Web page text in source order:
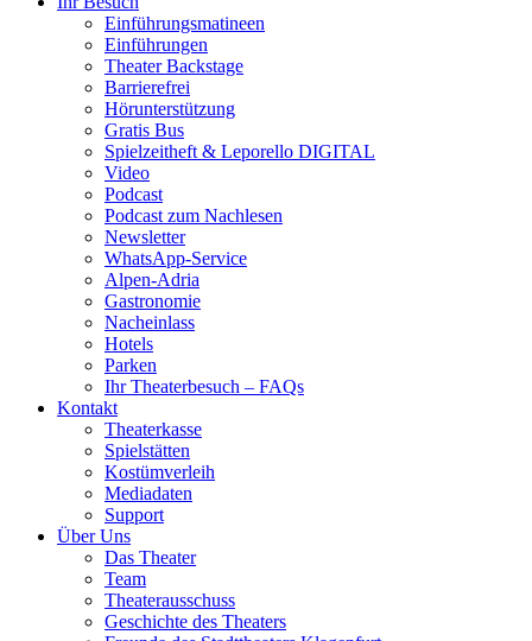
Einführungsmatineen
Einführungen
Theater Backstage
Barrierefrei
Hörunterstützung
Gratis Bus
Spielzeitheft & Leporello DIGITAL
Video
Podcast
Podcast zum Nachlesen
Newsletter
WhatsApp-Service
Alpen-Adria
Gastronomie
Nacheinlass
Hotels
Parken
Ihr Theaterbesuch – FAQs
Kontakt
Theaterkasse
Spielstätten
Kostümverleih
Mediadaten
Support
Über Uns
Das Theater
Team
Theaterausschuss
Geschichte des Theaters